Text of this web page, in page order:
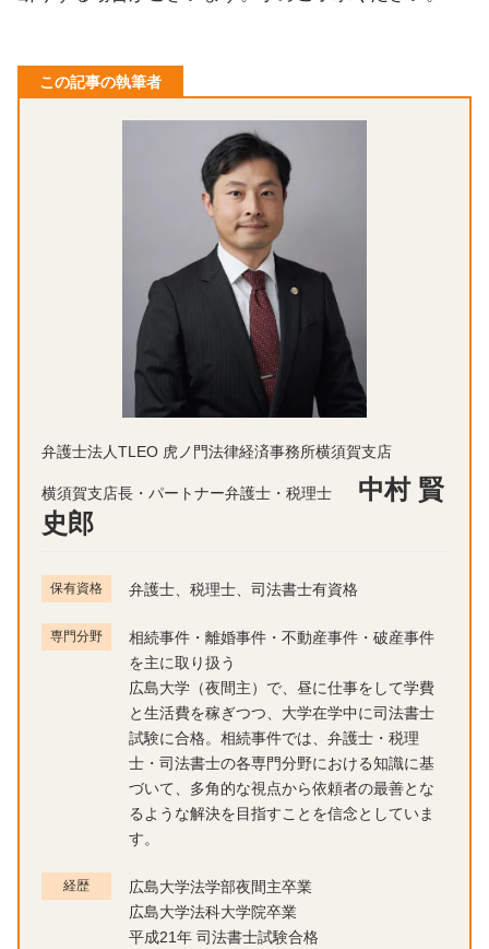
この記事の執筆者
弁護士法人TLEO 虎ノ門法律経済事務所横須賀支店
横須賀支店長・パートナー弁護士・税理士
中村 賢
史郎
保有資格 弁護士、税理士、司法書士有資格
専門分野
相続事件・離婚事件・不動産事件・破産事件
を主に取り扱う
広島大学（夜間主）で、昼に仕事をして学費
と生活費を稼ぎつつ、大学在学中に司法書士
試験に合格。相続事件では、弁護士・税理
士・司法書士の各専門分野における知識に基
づいて、多角的な視点から依頼者の最善とな
るような解決を目指すことを信念としていま
す。
経歴
広島大学法学部夜間主卒業
広島大学法科大学院卒業
平成21年 司法書士試験合格